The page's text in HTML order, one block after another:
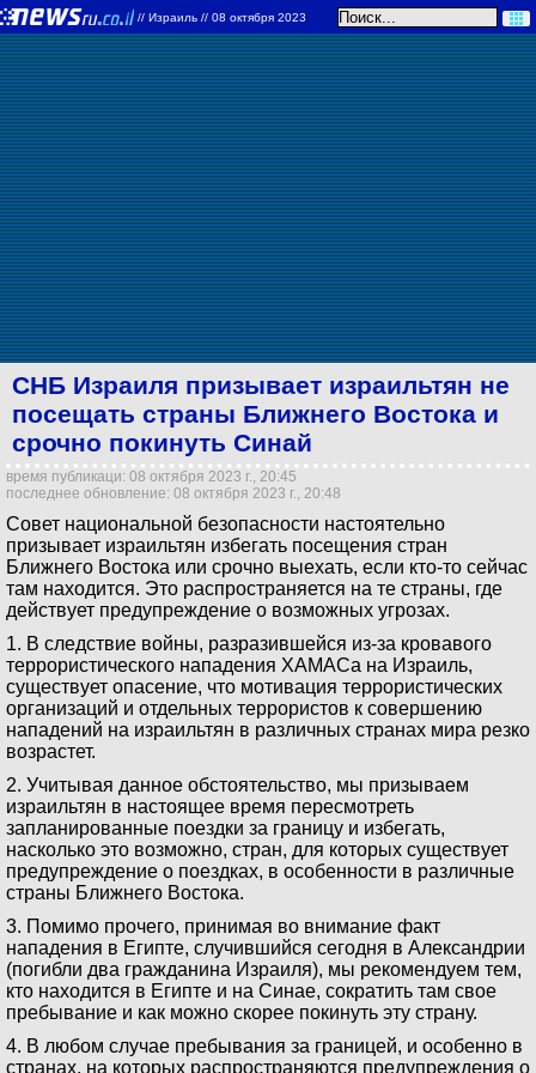
// Израиль // 08 октября 2023
СНБ Израиля призывает израильтян не
посещать страны Ближнего Востока и
срочно покинуть Синай
время публикаци: 08 октября 2023 г., 20:45
последнее обновление: 08 октября 2023 г., 20:48
Совет национальной безопасности настоятельно
призывает израильтян избегать посещения стран
Ближнего Востока или срочно выехать, если кто-то сейчас
там находится. Это распространяется на те страны, где
действует предупреждение о возможных угрозах.
1. В следствие войны, разразившейся из-за кровавого
террористического нападения ХАМАСа на Израиль,
существует опасение, что мотивация террористических
организаций и отдельных террористов к совершению
нападений на израильтян в различных странах мира резко
возрастет.
2. Учитывая данное обстоятельство, мы призываем
израильтян в настоящее время пересмотреть
запланированные поездки за границу и избегать,
насколько это возможно, стран, для которых существует
предупреждение о поездках, в особенности в различные
страны Ближнего Востока.
3. Помимо прочего, принимая во внимание факт
нападения в Египте, случившийся сегодня в Александрии
(погибли два гражданина Израиля), мы рекомендуем тем,
кто находится в Египте и на Синае, сократить там свое
пребывание и как можно скорее покинуть эту страну.
4. В любом случае пребывания за границей, и особенно в
странах, на которых распространяются предупреждения о